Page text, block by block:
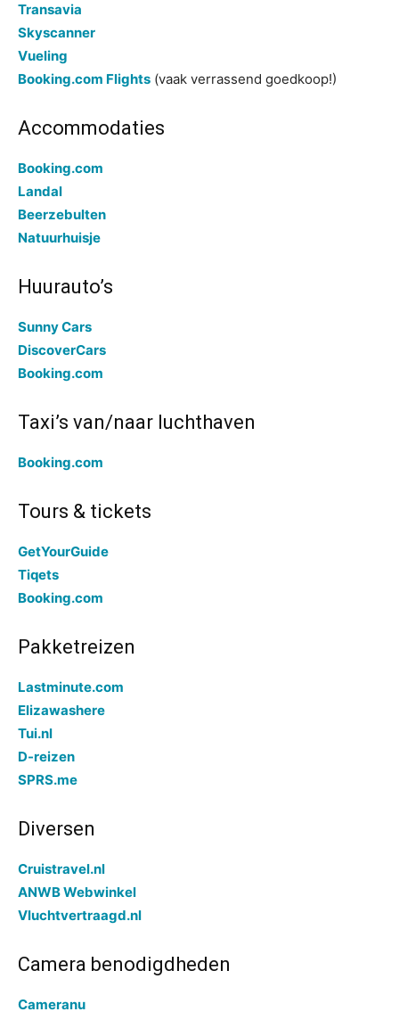
Transavia
Skyscanner
Vueling
Booking.com Flights (vaak verrassend goedkoop!)
Accommodaties
Booking.com
Landal
Beerzebulten
Natuurhuisje
Huurauto’s
Sunny Cars
DiscoverCars
Booking.com
Taxi’s van/naar luchthaven
Booking.com
Tours & tickets
GetYourGuide
Tiqets
Booking.com
Pakketreizen
Lastminute.com
Elizawashere
Tui.nl
D-reizen
SPRS.me
Diversen
Cruistravel.nl
ANWB Webwinkel
Vluchtvertraagd.nl
Camera benodigdheden
Cameranu